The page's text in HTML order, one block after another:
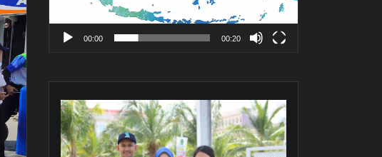
00:00 00:20